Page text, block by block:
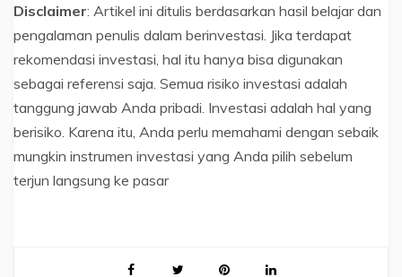
Disclaimer: Artikel ini ditulis berdasarkan hasil belajar dan
pengalaman penulis dalam berinvestasi. Jika terdapat
rekomendasi investasi, hal itu hanya bisa digunakan
sebagai referensi saja. Semua risiko investasi adalah
tanggung jawab Anda pribadi. Investasi adalah hal yang
berisiko. Karena itu, Anda perlu memahami dengan sebaik
mungkin instrumen investasi yang Anda pilih sebelum
terjun langsung ke pasar